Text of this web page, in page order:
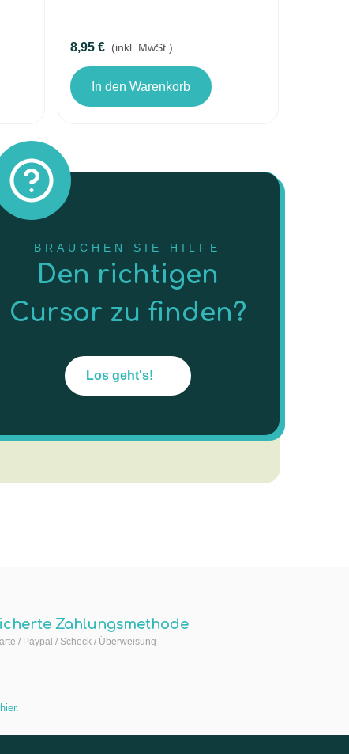
8,95 € (inkl. MwSt.)
In den Warenkorb
BRAUCHEN SIE HILFE
Den richtigen
Cursor zu finden?
Los geht's!
Zahlungsmethode
/ Paypal / Scheck / Überweisung
.